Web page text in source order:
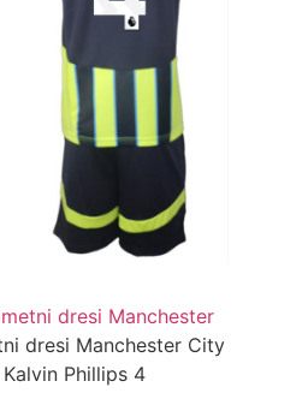
dresi Manchester
dresi Manchester City
Phillips 4